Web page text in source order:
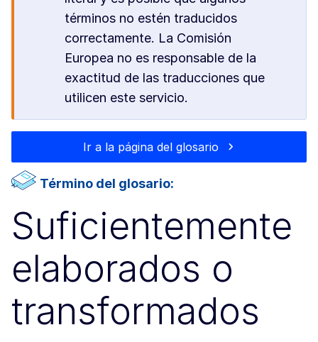
términos no estén traducidos
correctamente. La Comisión
Europea no es responsable de la
exactitud de las traducciones que
utilicen este servicio.
Ir a la página del glosario
Término del glosario:
Suficientemente
elaborados o
transformados